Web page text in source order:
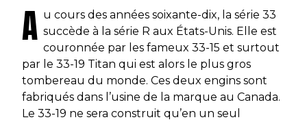
A u cours des années soixante-dix, la série 33
succède à la série R aux États-Unis. Elle est
couronnée par les fameux 33-15 et surtout
par le 33-19 Titan qui est alors le plus gros
tombereau du monde. Ces deux engins sont
fabriqués dans l’usine de la marque au Canada.
Le 33-19 ne sera construit qu’en un seul